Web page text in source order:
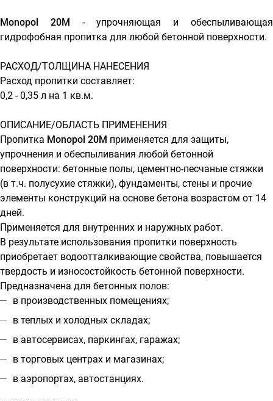
Monopol 20М
- упрочняющая и обеспыливающая
гидрофобная пропитка для любой бетонной поверхности.
РАСХОД/ТОЛЩИНА НАНЕСЕНИЯ
Расход пропитки составляет:
0,2 - 0,35 л на 1 кв.м.
ОПИСАНИЕ/ОБЛАСТЬ ПРИМЕНЕНИЯ
Пропитка Monopol 20M применяется для защиты,
упрочнения и обеспыливания любой бетонной
поверхности: бетонные полы, цементно-песчаные стяжки
(в т.ч. полусухие стяжки), фундаменты, стены и прочие
элементы конструкций на основе бетона возрастом от 14
дней.
Применяется для внутренних и наружных работ.
В результате использования пропитки поверхность
приобретает водоотталкивающие свойства, повышается
твердость и износостойкость бетонной поверхности.
Предназначена для бетонных полов:
в производственных помещениях;
в теплых и холодных складах;
в автосервисах, паркингах, гаражах;
в торговых центрах и магазинах;
в аэропортах, автостанциях.